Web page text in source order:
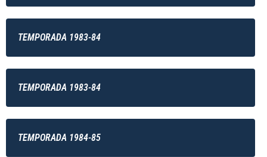
TEMPORADA 1983-84
TEMPORADA 1983-84
TEMPORADA 1984-85